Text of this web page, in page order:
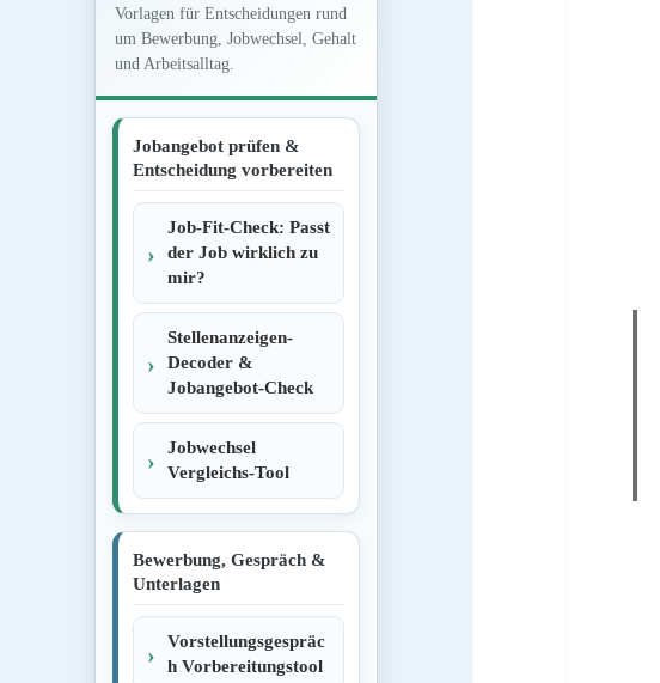
Vorlagen für Entscheidungen rund
um Bewerbung, Jobwechsel, Gehalt
und Arbeitsalltag.
Jobangebot prüfen &
Entscheidung vorbereiten
Job-Fit-Check: Passt
der Job wirklich zu
mir?
Stellenanzeigen-
Decoder &
Jobangebot-Check
Jobwechsel
Vergleichs-Tool
Bewerbung, Gespräch &
Unterlagen
Vorstellungsgespräc
h Vorbereitungstool